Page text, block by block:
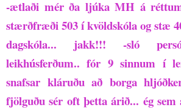
-ætlaði mér ða ljúka MH á
stærðfræði 503 í kvöldskóla og stæ
dagskóla... jakk!!! -sló
leikhúsferðum.. fór 9 sinnum í
snafsar kláruðu að borga
fjölguðu sér oft þetta árið... ég